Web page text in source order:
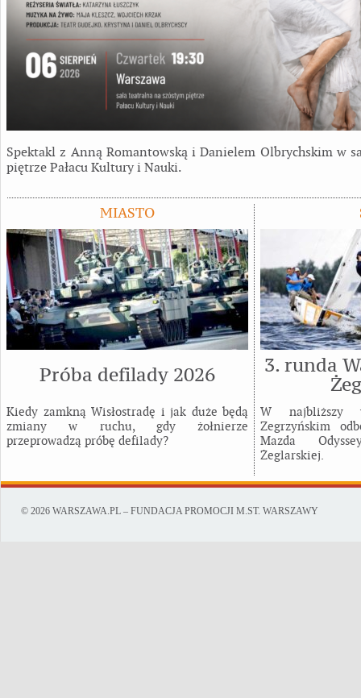
Spektakl z Anną Romantowską i Danielem Olbrychskim w
piętrze Pałacu Kultury i Nauki.
MIASTO
Próba defilady 2026
Kiedy zamkną Wisłostradę i jak duże będą
zmiany w ruchu, gdy żołnierze
przeprowadzą próbę defilady?
3. runda
W najbliższy
Zegrzyńskim
Mazda
Żeglarskiej.
© 2026 WARSZAWA.PL – FUNDACJA PROMOCJI M.ST. WARSZAWY